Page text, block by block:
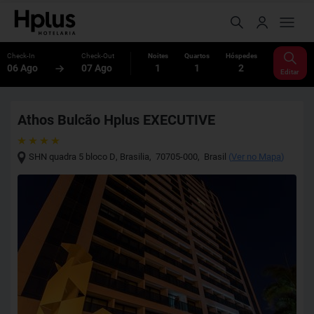
Check-In
06 Ago
Check-Out
07 Ago
Noites
1
Quartos
1
Hóspedes
2 Editar
Athos Bulcão Hplus EXECUTIVE
SHN quadra 5 bloco D, Brasilia, 70705-000, Brasil (Ver no Mapa)